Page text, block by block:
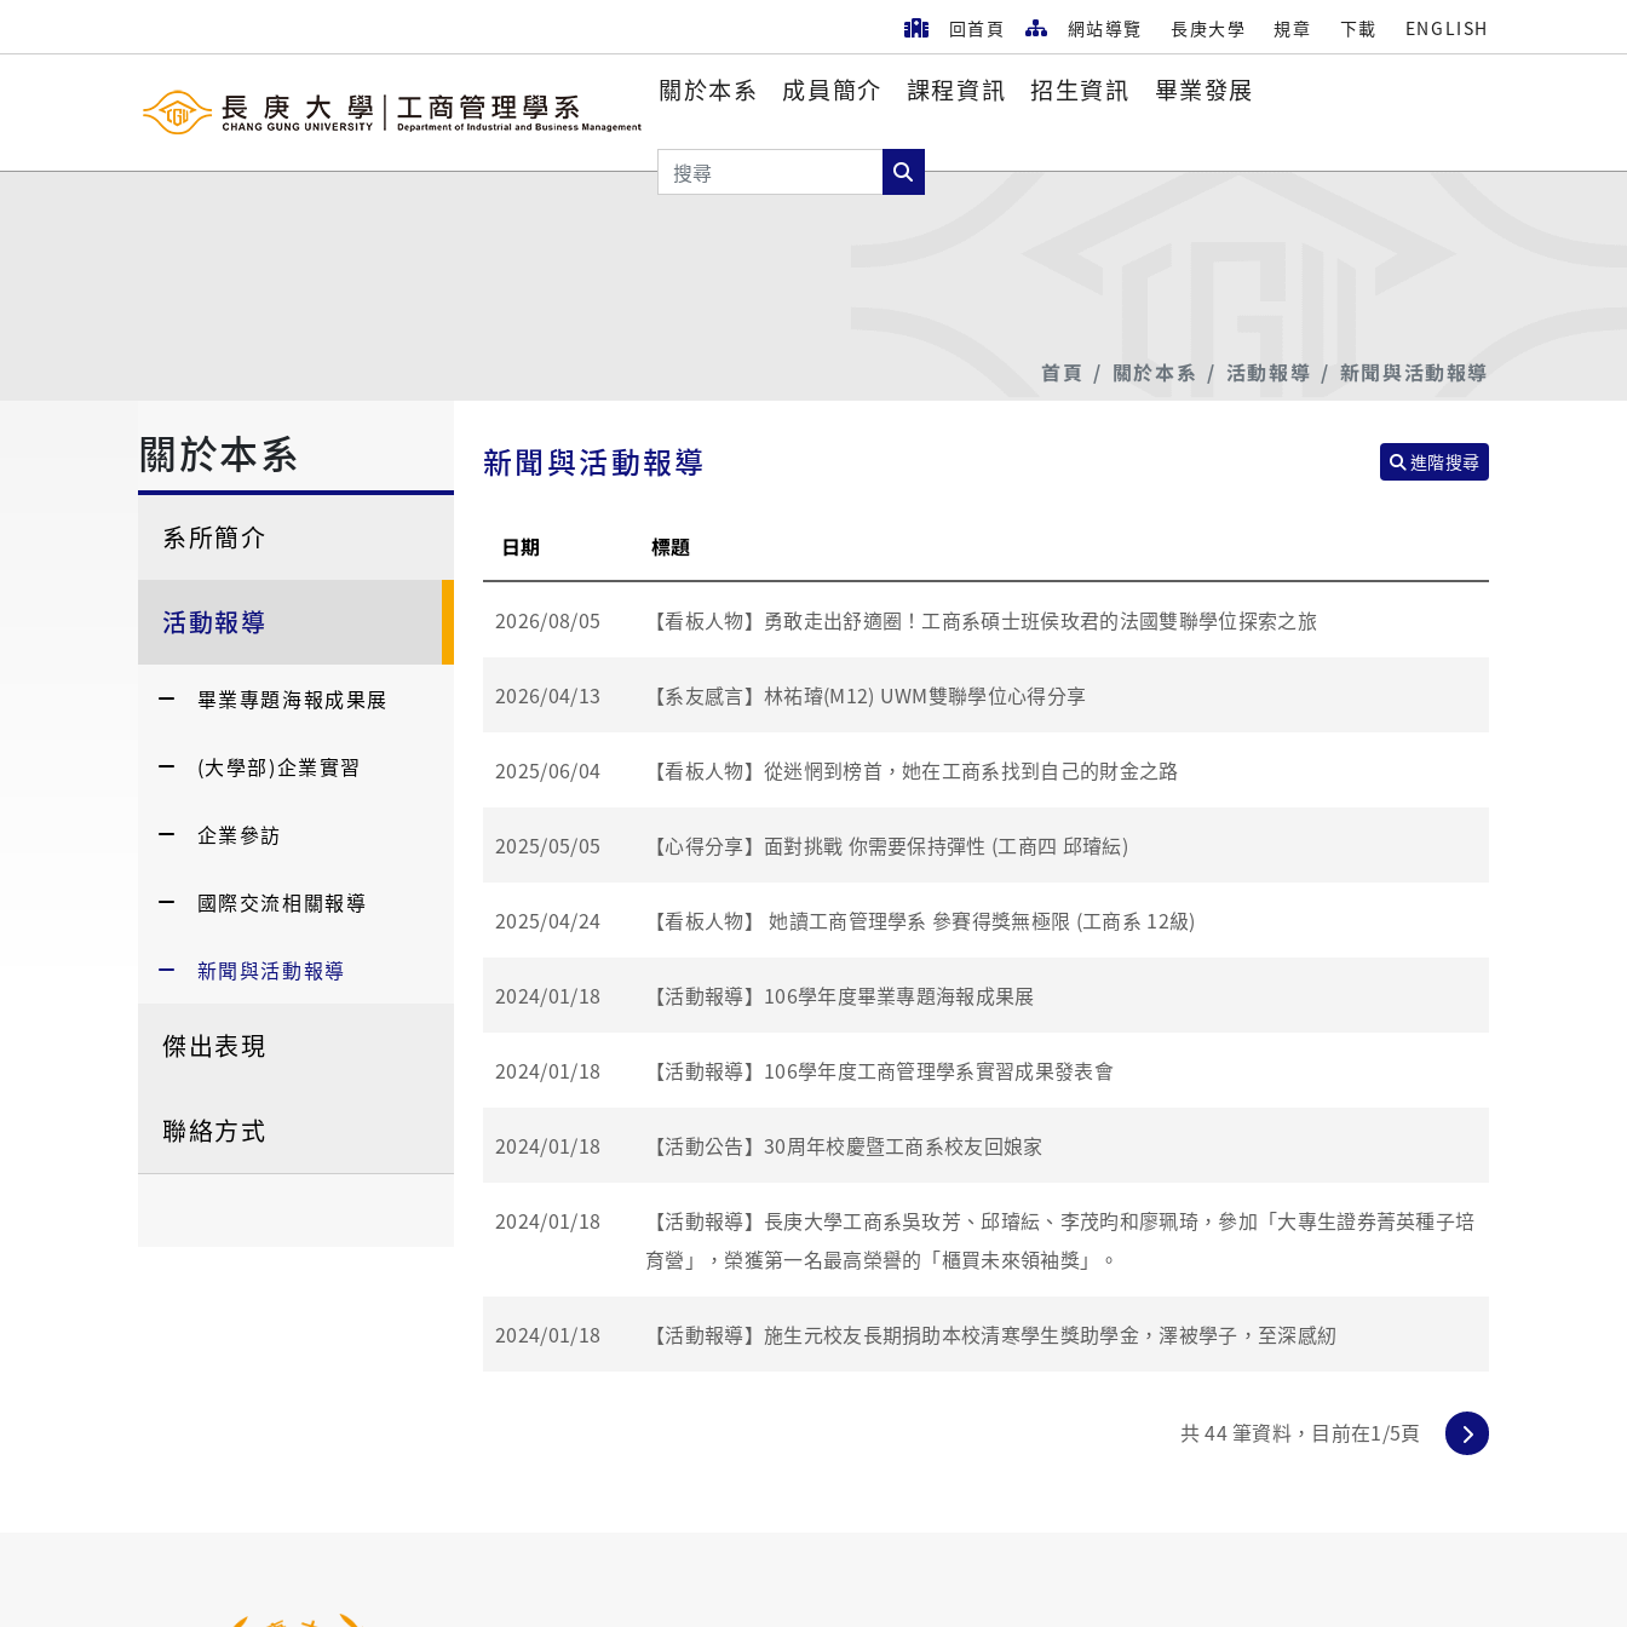
回首頁 網站導覽 長庚大學 規章 下載 ENGLISH
關於本系 成員簡介 課程資訊 招生資訊 畢業發展
搜尋
首頁 關於本系 活動報導 新聞與活動報導
關於本系
系所簡介
活動報導
畢業專題海報成果展
(大學部)企業實習
企業參訪
國際交流相關報導
新聞與活動報導
傑出表現
聯絡方式
新聞與活動報導 進階搜尋
日期 標題
2026/08/05 【看板人物】勇敢走出舒適圈！工商系碩士班侯玫君的法國雙聯學位探索之旅
2026/04/13 【系友感言】林祐璿(M12) UWM雙聯學位心得分享
2025/06/04 【看板人物】從迷惘到榜首，她在工商系找到自己的財金之路
2025/05/05 【心得分享】面對挑戰 你需要保持彈性 (工商四 邱璿紜)
2025/04/24 【看板人物】 她讀工商管理學系 參賽得獎無極限 (工商系 12級)
2024/01/18 【活動報導】106學年度畢業專題海報成果展
2024/01/18 【活動報導】106學年度工商管理學系實習成果發表會
2024/01/18 【活動公告】30周年校慶暨工商系校友回娘家
2024/01/18
【活動報導】長庚大學工商系吳玫芳、邱璿紜、李茂昀和廖珮琦，參加「大專生證券菁英種子培
育營」，榮獲第一名最高榮譽的「櫃買未來領袖獎」。
2024/01/18 【活動報導】施生元校友長期捐助本校清寒學生獎助學金，澤被學子，至深感紉
共44 筆資料，目前在1/5頁